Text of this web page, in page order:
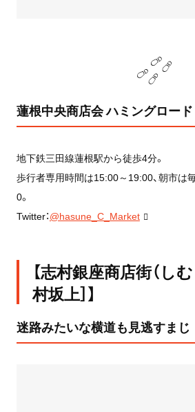
蓮根中央商店会 ハミングロー
地下鉄三田線蓮根駅から徒歩4分。
歩行者専用時間は15:00～19:00、朝市は
0。
Twitter：@hasune_C_Market
【志村銀座商店街（し
村坂上］】
迷路みたいな横道も見逃すまじ